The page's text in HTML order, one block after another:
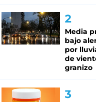
Media
bajo
por
de
granizo